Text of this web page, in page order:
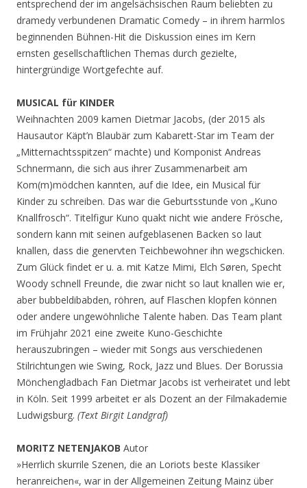
entsprechend der im angelsächsischen Raum beliebten zu
dramedy verbundenen Dramatic Comedy – in ihrem harmlos
beginnenden Bühnen-Hit die Diskussion eines im Kern
ernsten gesellschaftlichen Themas durch gezielte,
hintergründige Wortgefechte auf.
MUSICAL für KINDER
Weihnachten 2009 kamen Dietmar Jacobs, (der 2015 als
Hausautor Käpt’n Blaubär zum Kabarett-Star im Team der
„Mitternachtsspitzen“ machte) und Komponist Andreas
Schnermann, die sich aus ihrer Zusammenarbeit am
Kom(m)mödchen kannten, auf die Idee, ein Musical für
Kinder zu schreiben. Das war die Geburtsstunde von „Kuno
Knallfrosch“. Titelfigur Kuno quakt nicht wie andere Frösche,
sondern kann mit seinen aufgeblasenen Backen so laut
knallen, dass die genervten Teichbewohner ihn wegschicken.
Zum Glück findet er u. a. mit Katze Mimi, Elch Søren, Specht
Woody schnell Freunde, die zwar nicht so laut knallen wie er,
aber bubbeldibabden, röhren, auf Flaschen klopfen können
oder andere ungewöhnliche Talente haben. Das Team plant
im Frühjahr 2021 eine zweite Kuno-Geschichte
herauszubringen – wieder mit Songs aus verschiedenen
Stilrichtungen wie Swing, Rock, Jazz und Blues. Der Borussia
Mönchengladbach Fan Dietmar Jacobs ist verheiratet und lebt
in Köln. Seit 1999 arbeitet er als Dozent an der Filmakademie
Ludwigsburg. (Text Birgit Landgraf)
MORITZ NETENJAKOB Autor
»Herrlich skurrile Szenen, die an Loriots beste Klassiker
heranreichen«, war in der Allgemeinen Zeitung Mainz über